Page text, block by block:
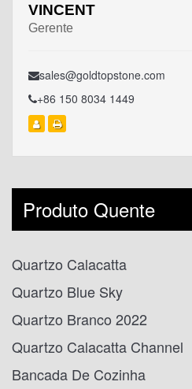
VINCENT
Gerente
sales@goldtopstone.com
+86 150 8034 1449
Produto Quente
Quartzo Calacatta
Quartzo Blue Sky
Quartzo Branco 2022
Quartzo Calacatta Channel
Bancada De Cozinha